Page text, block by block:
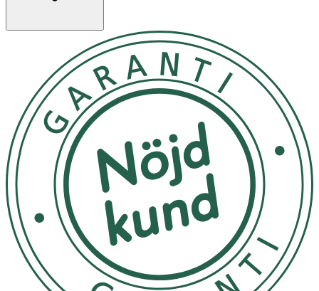
XS (32–34), S (36–38), M (40–42), L (44–46), XL (48–50)
Välj storlek efter den ursprungliga storleken som du
hade före graviditeten. Om din storlek ligger mellan två
storlekar, välj den större.
Användning
· Se den insydda etiketten för skötselråd
· Stäng kardborrefästen före tvätt
· Tvättpåse rekommenderas
· 40°C fintvätt
· Blek, torktumla eller stryk inte
· Ej kemtvätt